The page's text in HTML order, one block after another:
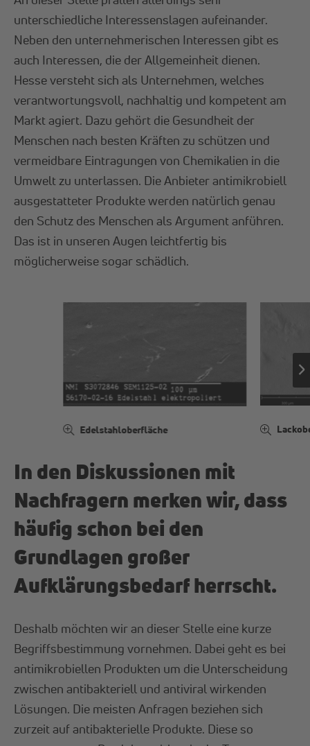
unterschiedliche Interessenslagen aufeinander.
Neben den unternehmerischen Interessen gibt es
auch Interessen, die der Allgemeinheit dienen.
Hesse versteht sich als Unternehmen, welches
verantwortungsvoll, nachhaltig und kompetent am
Markt agiert. Dazu gehört die Gesundheit der
Menschen nach besten Kräften zu schützen und
vermeidbare Eintragungen von Chemikalien in die
Umwelt zu unterlassen. Die Anbieter antimikrobiell
ausgestatteter Produkte werden natürlich genau
den Schutz des Menschen als Argument anführen.
Das ist in unseren Augen leichtfertig bis
möglicherweise sogar schädlich.
Edelstahloberfläche
In den Diskussionen mit
Nachfragern merken wir, dass
häufig schon bei den
Grundlagen großer
Aufklärungsbedarf herrscht.
Deshalb möchten wir an dieser Stelle eine kurze
Begriffsbestimmung vornehmen. Dabei geht es bei
antimikrobiellen Produkten um die Unterscheidung
zwischen antibakteriell und antiviral wirkenden
Lösungen. Die meisten Anfragen beziehen sich
zurzeit auf antibakterielle Produkte. Diese so